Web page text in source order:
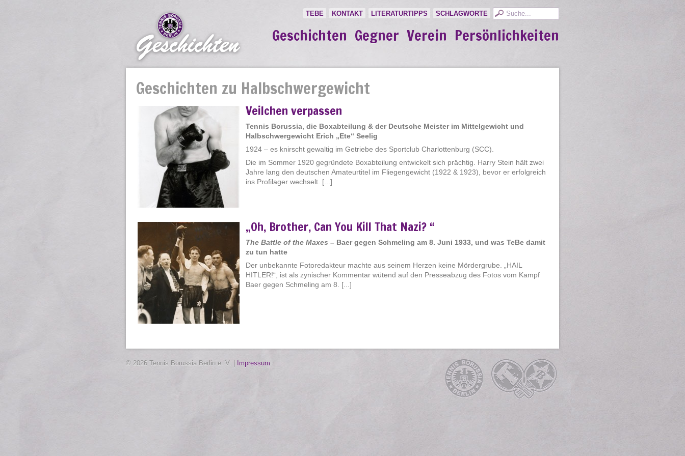
TEBE KONTAKT LITERATURTIPPS SCHLAGWORTE
Geschichten Gegner Verein Persönlichkeiten
Geschichten zu Halbschwergewicht
Veilchen verpassen
Tennis Borussia, die Boxabteilung & der Deutsche Meister im Mittelgewicht und
Halbschwergewicht Erich „Ete“ Seelig
1924 – es knirscht gewaltig im Getriebe des Sportclub Charlottenburg (SCC).
Die im Sommer 1920 gegründete Boxabteilung entwickelt sich prächtig. Harry Stein hält zwei
Jahre lang den deutschen Amateurtitel im Fliegengewicht (1922 & 1923), bevor er erfolgreich
ins Profilager wechselt. [...]
„Oh, Brother, Can You Kill That Nazi? “
The Battle of the Maxes – Baer gegen Schmeling am 8. Juni 1933, und was TeBe damit
zu tun hatte
Der unbekannte Fotoredakteur machte aus seinem Herzen keine Mördergrube. „HAIL
HITLER!“, ist als zynischer Kommentar wütend auf den Presseabzug des Fotos vom Kampf
Baer gegen Schmeling am 8. [...]
© 2026 Tennis Borussia Berlin e. V. | Impressum